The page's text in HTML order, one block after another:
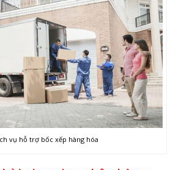
vụ hỗ trợ bốc xếp hàng hóa